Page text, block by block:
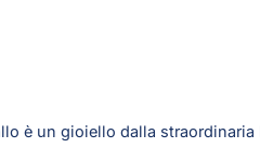
è un gioiello dalla